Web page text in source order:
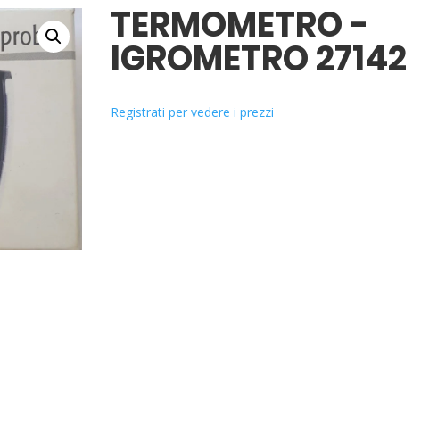
TERMOMETRO -
IGROMETRO 27142
Registrati per vedere i prezzi